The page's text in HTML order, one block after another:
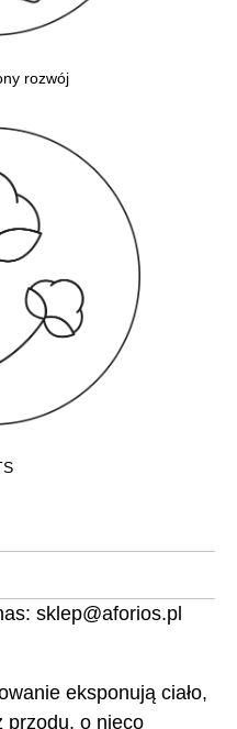
rozwój
sklep@aforios.pl
eksponują ciało,
przodu, o nieco